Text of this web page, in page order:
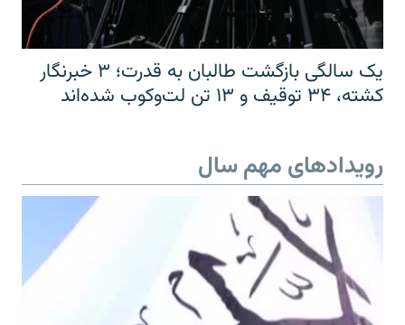
یک سالگی بازگشت طالبان به قدرت؛ ۳ خبرنگار
کشته، ۳۴ توقیف و ۱۳ تن لت‌وکوب شده‌اند
رویدادهای مهم سال